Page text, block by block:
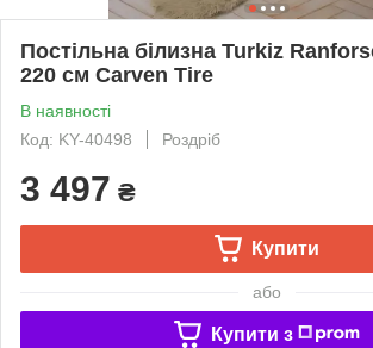
Постільна білизна Turkiz
220 см Carven Tire
В наявності
Код: KY-40498
Роздріб
3 497 ₴
Купити
або
Купити з